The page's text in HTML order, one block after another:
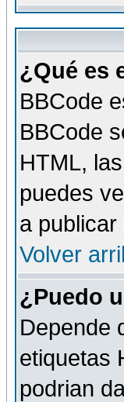
¿Qué es
BBCode
BBCode
HTML,
puedes
a publicar
Volver
¿Puedo
Depende
etiquetas
podrian